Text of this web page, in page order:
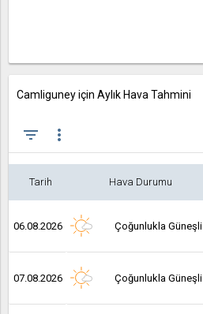
Camliguney için Aylık Hava Tahmini
filter_list more_vert
Tarih Hava Durumu
06.08.2026 Çoğunlukla Güneşli
07.08.2026 Çoğunlukla Güneşli